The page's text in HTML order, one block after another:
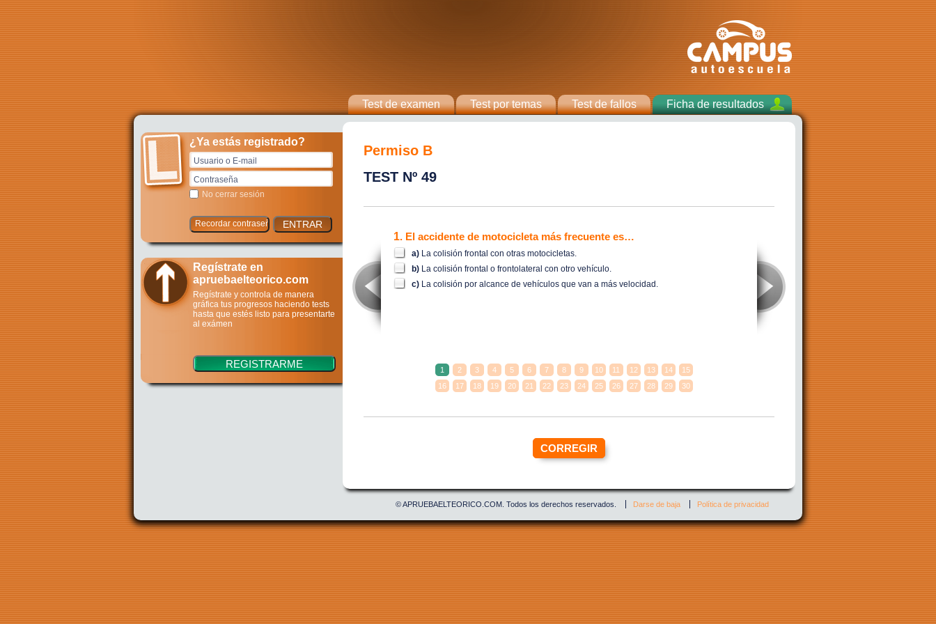
Test de examen Test por temas Test de fallos Ficha de resultados
¿Ya estás registrado?
Usuario o E-mail
Contraseña
No cerrar sesión
Regístrate en
apruebaelteorico.com
Regístrate y controla de manera
gráfica tus progresos haciendo tests
hasta que estés listo para presentarte
al exámen
Si te registraste con tu e-mail,
tu contraseña
Formulario de regístro
E-mail
Permiso B
TEST Nº 49
1. El accidente de motocicleta más frecuente es…
a) La colisión frontal con otras motocicletas.
b) La colisión frontal o frontolateral con otro vehículo.
c) La colisión por alcance de vehículos que van a más velocidad.
. Es considerado vehículo
Las dos respuestas anteriores son
b)
El tractor agrícola.
c)
El remolque agrícola.
1 2 3 4 5 6 7 8 9 10 11 12 13 14
15
16
17 18 19 20 21 22 23 24 25 26 27 28 29 30
© APRUEBAELTEORICO.COM. Todos los derechos reservados. Darse de baja Política de privacidad